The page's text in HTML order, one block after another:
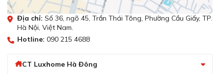
Địa chỉ: Số 36, ngõ 45, Trần Thái Tông, Phường Cầu Giấy, TP.
Hà Nội, Việt Nam.
Hotline: 090 215 4688
CT Luxhome Hà Đông